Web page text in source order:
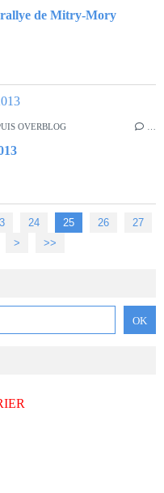
de Mitry-Mory
OVERBLOG
24 25 26
27
> >>